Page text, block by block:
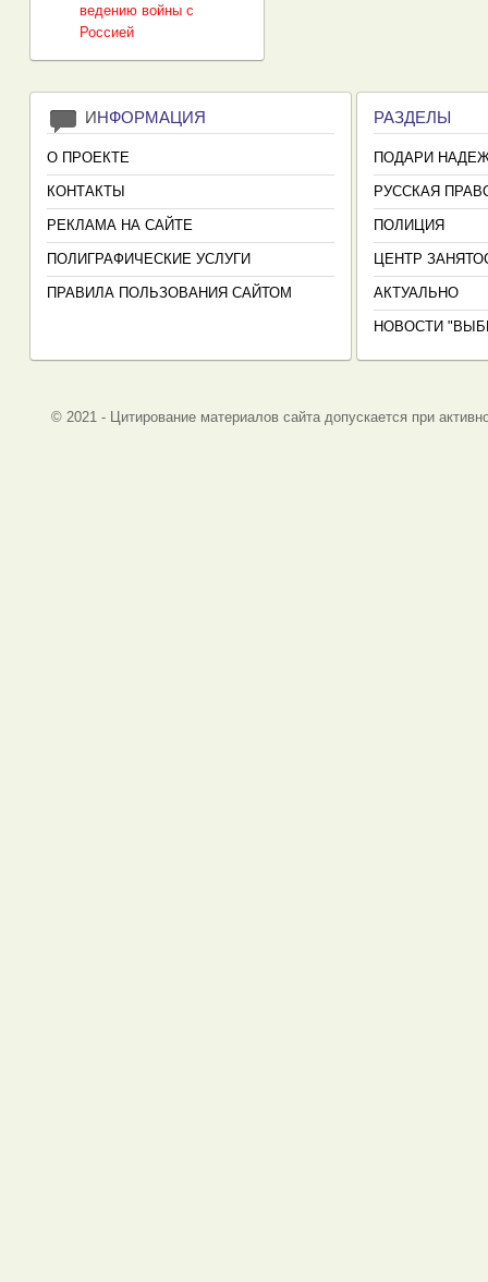
ведению войны с
Россией
ИНФОРМАЦИЯ
О ПРОЕКТЕ
КОНТАКТЫ
РЕКЛАМА НА САЙТЕ
ПОЛИГРАФИЧЕСКИЕ УСЛУГИ
ПРАВИЛА ПОЛЬЗОВАНИЯ САЙТОМ
РАЗДЕЛЫ
ПОДАРИ
РУССКАЯ
ПОЛИЦИЯ
ЦЕНТР
АКТУАЛЬНО
НОВОСТИ
© 2021 - Цитирование материалов сайта допускается при